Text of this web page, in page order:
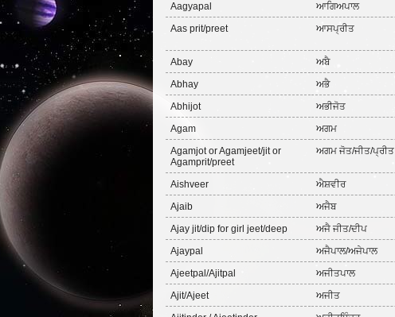
Aagyapal
ਆਗਿਅਪਾਲ
Aas prit/preet
ਆਸਪ੍ਰੀਤ
Abay
ਅਬੈ
Abhay
ਅਭੈ
Abhijot
ਅਭੀਜੋਤ
Agam
ਅਗਮ
Agamjot or Agamjeet/jit or
Agamprit/preet
ਅਗਮ ਜੋਤ/ਜੀਤ/ਪ੍ਰੀਤ
Aishveer
ਐਸ਼ਵੀਰ
Ajaib
ਅਜੈਬ
Ajay jit/dip for girl jeet/deep
ਅਜੈ ਜੀਤ/ਦੀਪ
Ajaypal
ਅਜੈਪਾਲ/ਅਜੇਪਾਲ
Ajeetpal/Ajitpal
ਅਜੀਤਪਾਲ
Ajit/Ajeet
ਅਜੀਤ